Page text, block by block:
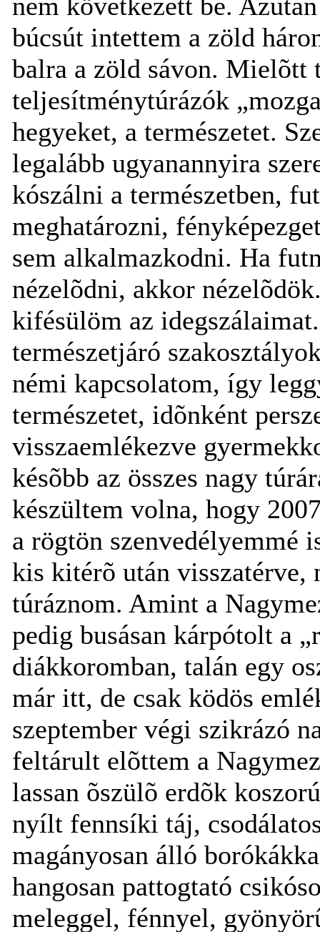
búcsút intettem a zöld
balra a zöld sávon. Mielõtt
teljesítménytúrázók
hegyeket, a természetet.
legalább ugyanannyira
kószálni a természetben,
meghatározni,
sem alkalmazkodni. Ha
nézelõdni, akkor
kifésülöm az
természetjáró
némi kapcsolatom, így
természetet, idõnként
visszaemlékezve
késõbb az összes nagy
készültem volna, hogy
a rögtön szenvedélyemmé
kis kitérõ után visszatérve,
túráznom. Amint a
pedig busásan kárpótolt a
diákkoromban, talán egy
már itt, de csak ködös
szeptember végi szikrázó
feltárult elõttem a
lassan õszülõ erdõk
nyílt fennsíki táj,
magányosan álló
hangosan pattogtató
meleggel, fénnyel,